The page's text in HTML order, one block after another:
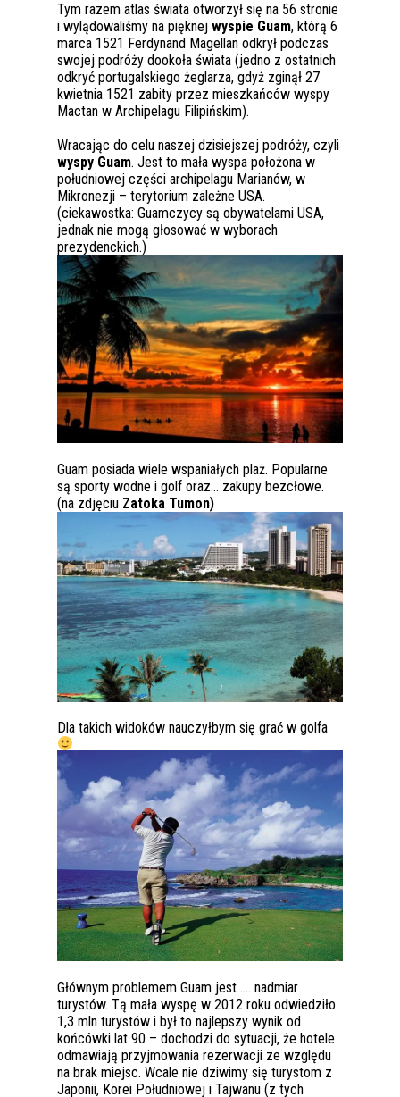
Tym razem atlas świata otworzył się na 56 stronie
i wylądowaliśmy na pięknej wyspie Guam, którą 6
marca 1521 Ferdynand Magellan odkrył podczas
swojej podróży dookoła świata (jedno z ostatnich
odkryć portugalskiego żeglarza, gdyż zginął 27
kwietnia 1521 zabity przez mieszkańców wyspy
Mactan w Archipelagu Filipińskim).
Wracając do celu naszej dzisiejszej podróży, czyli
wyspy Guam. Jest to mała wyspa położona w
południowej części archipelagu Marianów, w
Mikronezji – terytorium zależne USA.
(ciekawostka: Guamczycy są obywatelami USA,
jednak nie mogą głosować w wyborach
prezydenckich.)
Guam posiada wiele wspaniałych plaż. Popularne
są sporty wodne i golf oraz… zakupy bezcłowe.
(na zdjęciu Zatoka Tumon)
Dla takich widoków nauczyłbym się grać w golfa
Głównym problemem Guam jest …. nadmiar
turystów. Tą mała wyspę w 2012 roku odwiedziło
1,3 mln turystów i był to najlepszy wynik od
końcówki lat 90 – dochodzi do sytuacji, że hotele
odmawiają przyjmowania rezerwacji ze względu
na brak miejsc. Wcale nie dziwimy się turystom z
Japonii, Korei Południowej i Tajwanu (z tych